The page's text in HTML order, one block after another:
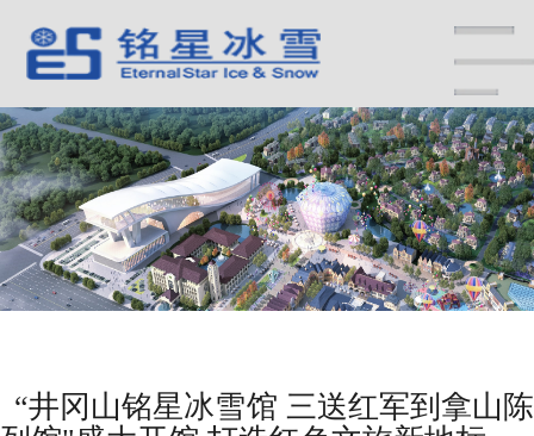
“井冈山铭星冰雪馆 三送红军到拿山陈